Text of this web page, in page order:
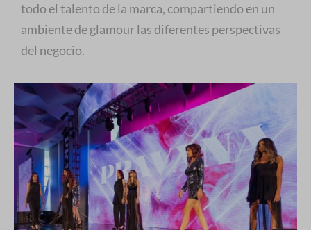
todo el talento de la marca, compartiendo en un
ambiente de glamour las diferentes perspectivas
del negocio.